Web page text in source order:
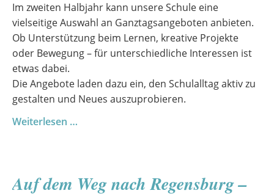
Im zweiten Halbjahr kann unsere Schule eine
vielseitige Auswahl an Ganztagsangeboten anbieten.
Ob Unterstützung beim Lernen, kreative Projekte
oder Bewegung – für unterschiedliche Interessen ist
etwas dabei.
Die Angebote laden dazu ein, den Schulalltag aktiv zu
gestalten und Neues auszuprobieren.
Weiterlesen …
Auf dem Weg nach Regensburg –